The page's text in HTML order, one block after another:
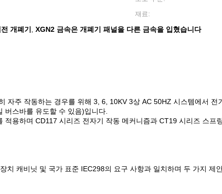
재료:
개폐기 , XGN2 금속은 개폐기 패널을 다른 금속을 입혔습니다
자주 작동하는 경우를 위해 3, 6, 10KV 3상 AC 50HZ 시스템에서
버스바를 유도할 수 있음)입니다.
용하며 CD117 시리즈 전자기 작동 메커니즘과 CT19 시리즈 스
치 캐비닛 및 국가 표준 IEC298의 요구 사항과 일치하며 두 가지 제